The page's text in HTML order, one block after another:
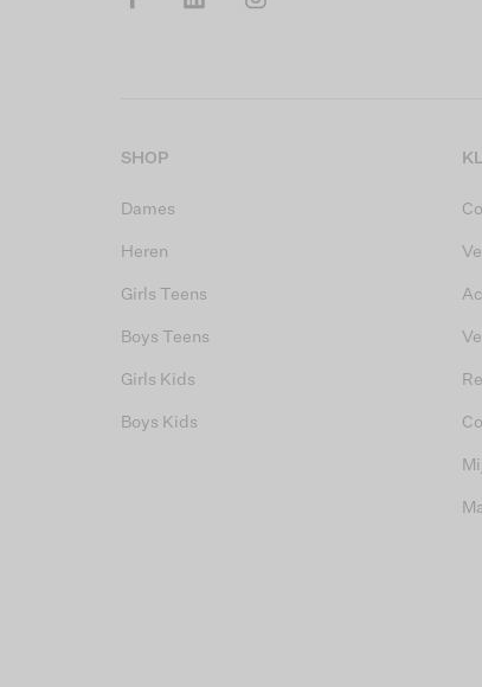
SHOP
Dames
Heren
Girls Teens
Boys Teens
Girls Kids
Boys Kids